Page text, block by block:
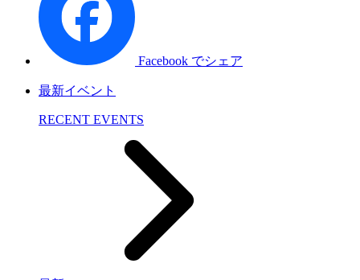
Facebook でシェア
最新イベント
RECENT EVENTS